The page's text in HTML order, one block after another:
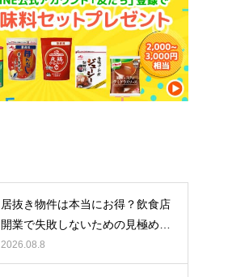
居抜き物件は本当にお得？飲食店
開業で失敗しないための見極め方
と厨房機器選びを解説
2026.08.8